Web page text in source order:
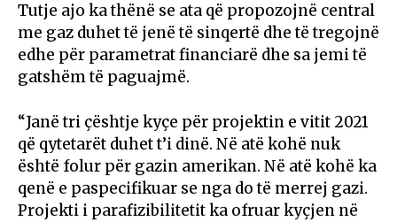
Tutje ajo ka thënë se ata që propozojnë central
me gaz duhet të jenë të sinqertë dhe të tregojnë
edhe për parametrat financiarë dhe sa jemi të
gatshëm të paguajmë.
“Janë tri çështje kyçe për projektin e vitit 2021
që qytetarët duhet t’i dinë. Në atë kohë nuk
është folur për gazin amerikan. Në atë kohë ka
qenë e paspecifikuar se nga do të merrej gazi.
Projekti i parafizibilitetit ka ofruar kyçjen në